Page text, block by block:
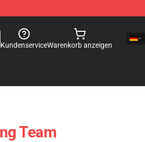
KundenserviceWarenkorb anzeigen
Team